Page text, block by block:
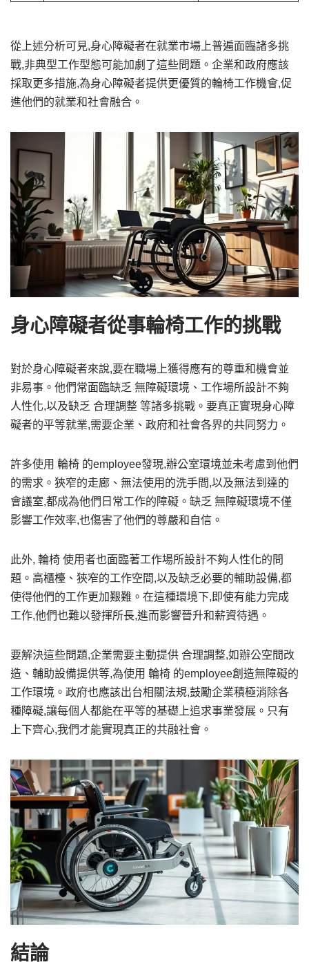
從上述分析可見,身心障礙者在就業市場上普遍面臨諸多挑
戰,非典型工作型態可能加劇了這些問題。企業和政府應該
採取更多措施,為身心障礙者提供更優質的輪椅工作機會,促
進他們的就業和社會融合。
身心障礙者從事輪椅工作的挑戰
對於身心障礙者來說,要在職場上獲得應有的尊重和機會並
非易事。他們常面臨缺乏 無障礙環境、工作場所設計不夠
人性化,以及缺乏 合理調整 等諸多挑戰。要真正實現身心障
礙者的平等就業,需要企業、政府和社會各界的共同努力。
許多使用 輪椅 的employee發現,辦公室環境並未考慮到他們
的需求。狹窄的走廊、無法使用的洗手間,以及無法到達的
會議室,都成為他們日常工作的障礙。缺乏 無障礙環境不僅
影響工作效率,也傷害了他們的尊嚴和自信。
此外, 輪椅 使用者也面臨著工作場所設計不夠人性化的問
題。高櫃檯、狹窄的工作空間,以及缺乏必要的輔助設備,都
使得他們的工作更加艱難。在這種環境下,即使有能力完成
工作,他們也難以發揮所長,進而影響晉升和薪資待遇。
要解決這些問題,企業需要主動提供 合理調整,如辦公空間改
造、輔助設備提供等,為使用 輪椅 的employee創造無障礙的
工作環境。政府也應該出台相關法規,鼓勵企業積極消除各
種障礙,讓每個人都能在平等的基礎上追求事業發展。只有
上下齊心,我們才能實現真正的共融社會。
結論